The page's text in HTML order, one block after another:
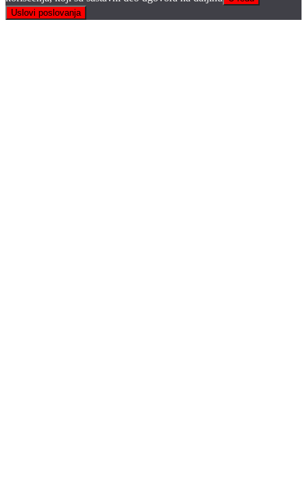
Uslovi poslovanja